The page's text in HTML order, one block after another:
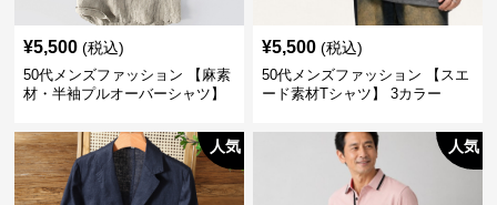
¥5,500 (税込)
50代メンズファッション 【麻素
材・半袖プルオーバーシャツ】
¥5,500 (税込)
50代メンズファッション 【スエ
ード素材Tシャツ】 3カラー
人気 人気